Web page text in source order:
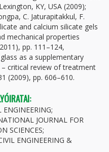
KY, USA (2009);
C. Jaturapitakkul, F.
and calcium silicate gels
mechanical properties
pp. 111–124,
as a supplementary
critical review of treatment
(2009), pp. 606–610.
ENGINEERING;
JOURNAL FOR
SCIENCES;
ENGINEERING &